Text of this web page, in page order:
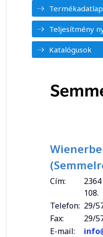
Termékadatlap
Teljesítmény
Katalógusok
Cím:
108.
Telefon: 29/
Fax:
29/
E-mail: